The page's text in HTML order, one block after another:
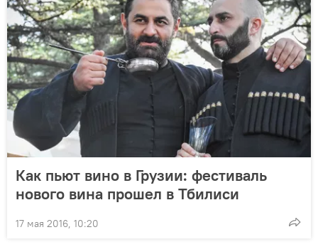
Как пьют вино в Грузии: фестиваль
нового вина прошел в Тбилиси
17 мая 2016, 10:20